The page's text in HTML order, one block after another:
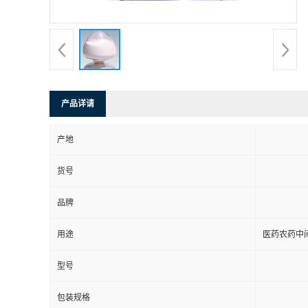
产品详请
产地
货号
品牌
用途 医药农药中
型号
包装规格